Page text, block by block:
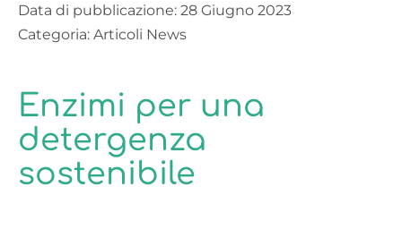
Data di pubblicazione: 28 Giugno 2023
Categoria: Articoli News
Enzimi per una
detergenza
sostenibile